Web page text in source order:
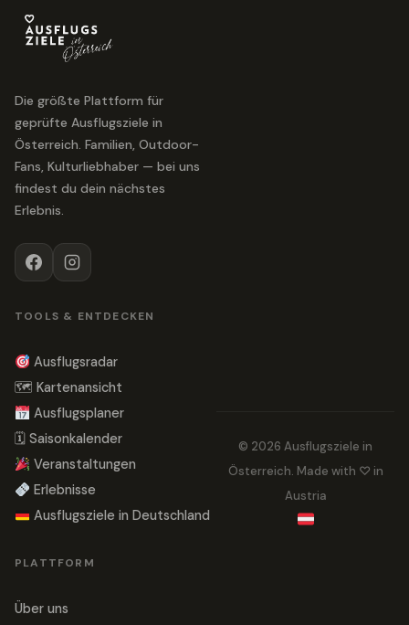
Die größte Plattform für
geprüfte Ausflugsziele in
Österreich. Familien, Outdoor-
Fans, Kulturliebhaber — bei uns
findest du dein nächstes
Erlebnis.
TOOLS & ENTDECKEN
Ausflugsradar
🗺 Kartenansicht
Ausflugsplaner
🗓 Saisonkalender
Veranstaltungen
Erlebnisse
Ausflugsziele in Deutschland
PLATTFORM
Über uns
© 2026 Ausflugsziele in
Österreich. Made with ♡ in
Austria